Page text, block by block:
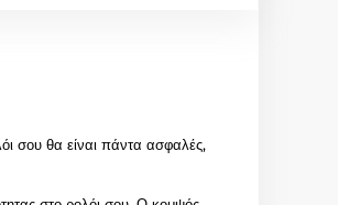
σου θα είναι πάντα ασφαλές,